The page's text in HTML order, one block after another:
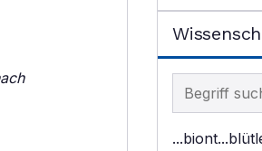
Begriff im
...biont